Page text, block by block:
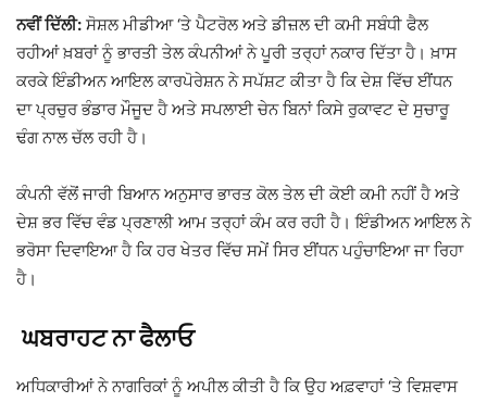
ਨਵੀਂ ਦਿੱਲੀ: ਸੋਸ਼ਲ ਮੀਡੀਆ ‘ਤੇ ਪੈਟਰੋਲ ਅਤੇ ਡੀਜ਼ਲ ਦੀ ਕਮੀ ਸਬੰਧੀ ਫੈਲ
ਰਹੀਆਂ ਖ਼ਬਰਾਂ ਨੂੰ ਭਾਰਤੀ ਤੇਲ ਕੰਪਨੀਆਂ ਨੇ ਪੂਰੀ ਤਰ੍ਹਾਂ ਨਕਾਰ ਦਿੱਤਾ ਹੈ। ਖ਼ਾਸ
ਕਰਕੇਇੰਡੀਅਨ ਆਇਲ ਕਾਰਪੋਰੇਸ਼ਨਨੇ ਸਪੱਸ਼ਟ ਕੀਤਾ ਹੈ ਕਿ ਦੇਸ਼ ਵਿੱਚ ਈਂਧਨ
ਦਾ ਪ੍ਰਚੁਰ ਭੰਡਾਰ ਮੌਜੂਦ ਹੈ ਅਤੇ ਸਪਲਾਈ ਚੇਨ ਬਿਨਾਂ ਕਿਸੇ ਰੁਕਾਵਟ ਦੇ ਸੁਚਾਰੂ
ਢੰਗ ਨਾਲ ਚੱਲ ਰਹੀ ਹੈ।
ਕੰਪਨੀ ਵੱਲੋਂ ਜਾਰੀ ਬਿਆਨ ਅਨੁਸਾਰ ਭਾਰਤ ਕੋਲ ਤੇਲ ਦੀ ਕੋਈ ਕਮੀ ਨਹੀਂ ਹੈ ਅਤੇ
ਦੇਸ਼ ਭਰ ਵਿੱਚ ਵੰਡ ਪ੍ਰਣਾਲੀ ਆਮ ਤਰ੍ਹਾਂ ਕੰਮ ਕਰ ਰਹੀ ਹੈ। ਇੰਡੀਅਨ ਆਇਲ ਨੇ
ਭਰੋਸਾ ਦਿਵਾਇਆ ਹੈ ਕਿ ਹਰ ਖੇਤਰ ਵਿੱਚ ਸਮੇਂ ਸਿਰ ਈਂਧਨ ਪਹੁੰਚਾਇਆ ਜਾ ਰਿਹਾ
ਹੈ।
ਘਬਰਾਹਟ ਨਾ ਫੈਲਾਓ
ਅਧਿਕਾਰੀਆਂ ਨੇ ਨਾਗਰਿਕਾਂ ਨੂੰ ਅਪੀਲ ਕੀਤੀ ਹੈ ਕਿ ਉਹ ਅਫ਼ਵਾਹਾਂ ‘ਤੇ ਵਿਸ਼ਵਾਸ